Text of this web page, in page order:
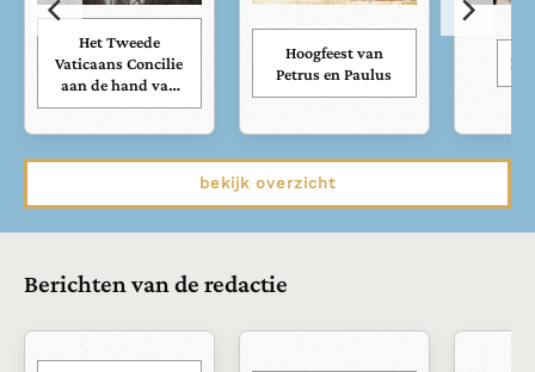
Het Tweede
Vaticaans Concilie
aan de hand van
zijn documenten
Hoogfeest van
Petrus en Paulus
bekijk overzicht
Berichten van de redactie